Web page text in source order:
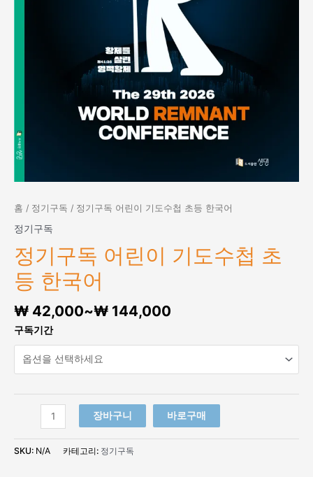
홈 / 정기구독 / 정기구독 어린이 기도수첩 초등 한국어
정기구독
정기구독 어린이 기도수첩 초
등 한국어
₩ 42,000~₩ 144,000
구독기간
구
독
장바구니 바로구매
SKU: N/A 카테고리: 정기구독